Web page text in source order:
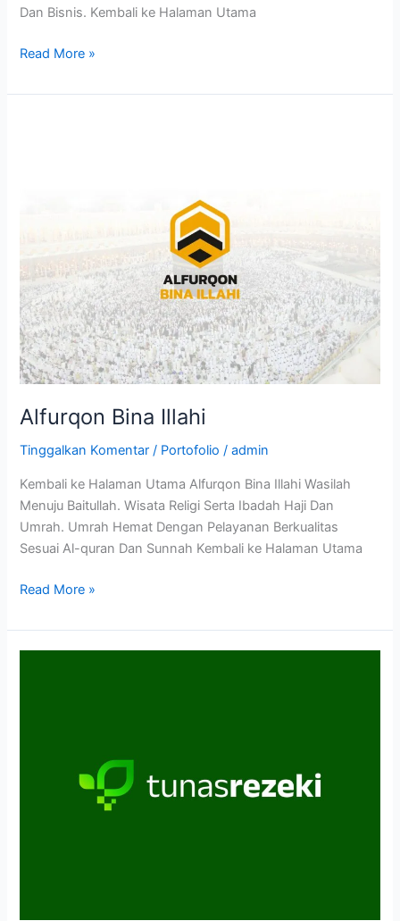
Dan Bisnis. Kembali ke Halaman Utama
Read More »
Alfurqon Bina Illahi
Tinggalkan Komentar / Portofolio /admin
Kembali ke Halaman Utama Alfurqon Bina Illahi Wasilah
Menuju Baitullah. Wisata Religi Serta Ibadah Haji Dan
Umrah. Umrah Hemat Dengan Pelayanan Berkualitas
Sesuai Al-quran Dan Sunnah Kembali ke Halaman Utama
Read More »